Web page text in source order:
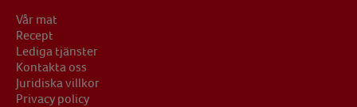
Vår mat
Recept
Lediga tjänster
Kontakta oss
Juridiska villkor
Privacy policy